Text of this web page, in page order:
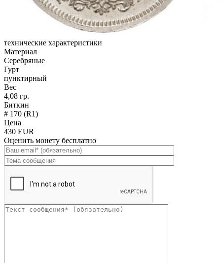
технические характеристики
Материал
Серебряные
Гурт
пунктирный
Вес
4,08 гр.
Биткин
# 170 (R1)
Цена
430 EUR
Оценить монету бесплатно